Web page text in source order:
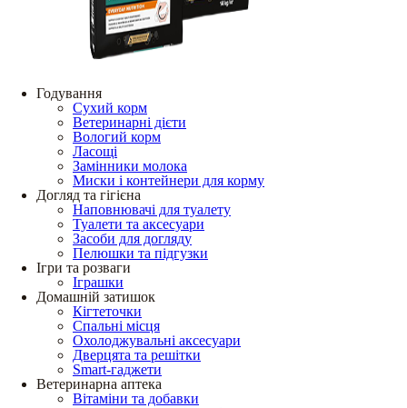
Годування
Сухий корм
Ветеринарні дієти
Вологий корм
Ласощі
Замінники молока
Миски і контейнери для корму
Догляд та гігієна
Наповнювачі для туалету
Туалети та аксесуари
Засоби для догляду
Пелюшки та підгузки
Ігри та розваги
Іграшки
Домашній затишок
Кігтеточки
Спальні місця
Охолоджувальні аксесуари
Дверцята та решітки
Smart-гаджети
Ветеринарна аптека
Вітаміни та добавки